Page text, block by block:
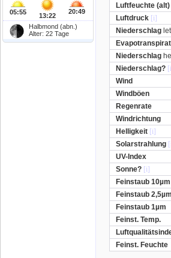
05:55 13:22
20:49
Halbmond (abn.)
Alter: 22 Tage
Luftfeuchte (alt)
Luftdruck [i]
Niederschlag
Niederschlag
Niederschlag?
Wind
Windböen
Regenrate
Windrichtung
Helligkeit [i]
Solarstrahlung
UV-Index
Sonne? [i]
Feinstaub 10µm
Feinstaub 2,5µm
Feinstaub 1µm
Feinst. Temp.
Feinst. Feuchte